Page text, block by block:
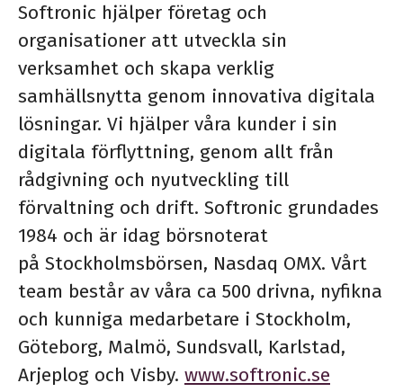
Softronic hjälper företag och
organisationer att utveckla sin
verksamhet och skapa verklig
samhällsnytta genom innovativa digitala
lösningar. Vi hjälper våra kunder i sin
digitala förflyttning, genom allt från
rådgivning och nyutveckling till
förvaltning och drift. Softronic grundades
1984 och är idag börsnoterat
på Stockholmsbörsen, Nasdaq OMX. Vårt
team består av våra ca 500 drivna, nyfikna
och kunniga medarbetare i Stockholm,
Göteborg, Malmö, Sundsvall, Karlstad,
Arjeplog och Visby. www.softronic.se